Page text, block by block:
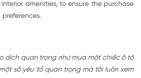
amenities, to ensure the purchase
dịch quan trọng như mua một chiếc ô tô
số yếu tố quan trọng mà tôi luôn xem